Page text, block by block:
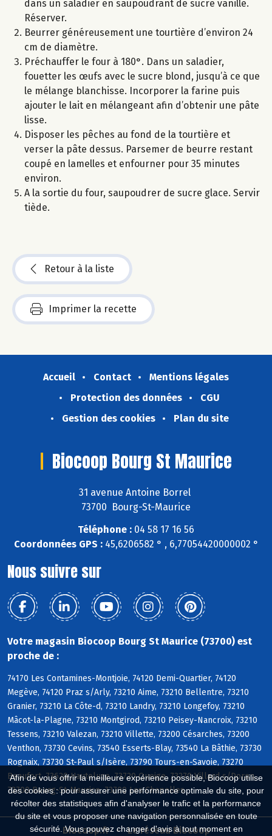
Afin de vous offrir la meilleure expérience possible, Biocoop utilise
des cookies : pour assurer une performance optimale du site, pour
récolter des statistiques afin d'analyser le trafic et la performance
du site et vous proposer une navigation personnalisée en toute
sécurité. Vous pouvez changer d'avis à tout moment en
dans un saladier en saupoudrant de sucre vanille.
Réserver.
Beurrer généreusement une tourtière d’environ 24
cm de diamètre.
Préchauffer le four à 180°. Dans un saladier,
fouetter les œufs avec le sucre blond, jusqu’à ce que
le mélange blanchisse. Incorporer la farine puis
ajouter le lait en mélangeant afin d’obtenir une pâte
lisse.
Disposer les pêches au fond de la tourtière et
verser la pâte dessus. Parsemer de beurre restant
coupé en lamelles et enfourner pour 35 minutes
environ.
A la sortie du four, saupoudrer de sucre glace. Servir
tiède.
Retour à la liste
Imprimer la recette
Accueil Contact
Mentions légales
Protection des données
CGU
Gestion des cookies
Plan du site
Biocoop Bourg St Maurice
31 avenue Antoine Borrel
73700 Bourg-St-Maurice
Téléphone : 04 58 17 16 56
Coordonnées GPS :45,6206582 ° , 6,77054420000002 °
Nous suivre sur
Votre magasin Biocoop Bourg St Maurice (73700) est
proche de :
74170 Les Contamines-Montjoie, 74120 Demi-Quartier, 74120
Megève, 74120 Praz s/Arly, 73210 Aime, 73210 Bellentre, 73210
Granier, 73210 La Côte-d, 73210 Landry, 73210 Longefoy, 73210
Mâcot-la-Plagne, 73210 Montgirod, 73210 Peisey-Nancroix, 73210
Tessens, 73210 Valezan, 73210 Villette, 73200 Césarches, 73200
Venthon, 73730 Cevins, 73540 Esserts-Blay, 73540 La Bâthie, 73730
Rognaix, 73730 St-Paul s/Isère, 73790 Tours-en-Savoie, 73270
Beaufort, 73620 Hauteluce, 73720 Queige, 73270 Villard s/Doron,
73700 Bourg-St-Maurice, 73700 Les Chapelles
Biocoop.fr Le réseau Biocoop